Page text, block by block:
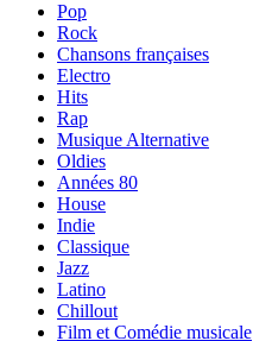
Pop
Rock
Chansons françaises
Electro
Hits
Rap
Musique Alternative
Oldies
Années 80
House
Indie
Classique
Jazz
Latino
Chillout
Film et Comédie musicale